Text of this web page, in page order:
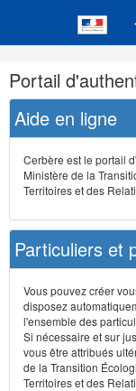
Navigation
et
outils
annexes
Portail
Aide en ligne
Cerbère est le portail
Ministère de la
Territoires et des
Particuliers et
Vous pouvez créer
disposez
l'ensemble des
Si nécessaire et sur
vous être attribués
de la Transition
Territoires et des